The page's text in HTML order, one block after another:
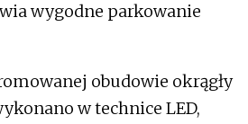
wygodne parkowanie
obudowie okrągły
w technice LED,